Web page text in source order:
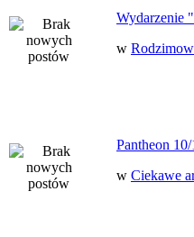
Wydarzenie
w
Pantheon 10/
w Ciekawe